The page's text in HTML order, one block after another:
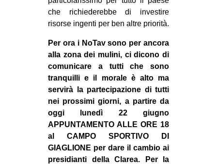
che richiederebbe di investire
risorse ingenti per ben altre priorità.
Per ora i NoTav sono per ancora
alla zona dei mulini, ci dicono di
comunicare a tutti che sono
tranquilli e il morale è alto ma
servirà la partecipazione di tutti
nei prossimi giorni, a partire da
oggi lunedì 22 giugno
APPUNTAMENTO ALLE ORE 18
al CAMPO SPORTIVO DI
GIAGLIONE per dare il cambio ai
presidianti della Clarea. Per la